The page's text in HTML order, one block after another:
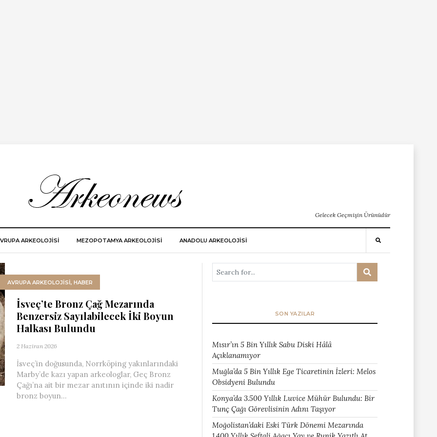
Gelecek Geçmişin Ürünüdür
ARKEOLOJISI MEZOPOTAMYA ARKEOLOJISI ANADOLU ARKEOLOJİSİ
AVRUPA ARKEOLOJISI, HABER
İsveç’te Bronz Çağ Mezarında
Benzersiz Sayılabilecek İki Boyun
Halkası Bulundu
2 Haziran 2026
İsveç’in doğusunda, Norrköping yakınlarındaki
Marby’de kazı yapan arkeologlar, Geç Bronz
Çağı’na ait bir mezar anıtının içinde iki nadir
bronz boyun...
SON YAZILAR
Mısır’ın 5 Bin Yıllık Sabu Diski Hâlâ
Açıklanamıyor
Muğla’da 5 Bin Yıllık Ege Ticaretinin İzleri: Melos
Obsidyeni Bulundu
Konya’da 3.500 Yıllık Luvice Mühür Bulundu: Bir
Tunç Çağı Görevlisinin Adını Taşıyor
Moğolistan’daki Eski Türk Dönemi Mezarında